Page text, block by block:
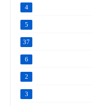
4
5
37
6
2
3